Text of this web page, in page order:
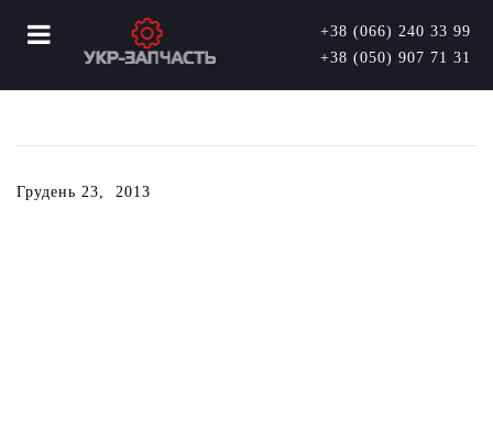
+38 (066) 240 33 99
+38 (050) 907 71 31
Грудень 23, 2013